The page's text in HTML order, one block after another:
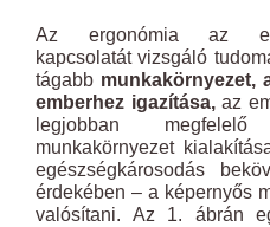
Az ergonómia az
kapcsolatát vizsgáló
tágabb munkakörnyezet,
emberhez igazítása,az
legjobban
munkakörnyezet
egészségkárosodás
érdekében – a képernyős
valósítani. Az 1. ábrán